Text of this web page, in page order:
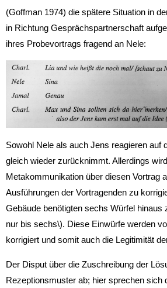
(Goffman 1974) die spätere Situation in
in Richtung Gesprächspartnerschaft
ihres Probevortrags fragend an Nele:
Sowohl Nele als auch Jens reagieren
gleich wieder zurücknimmt. Allerdings
Metakommunikation über diesen Vortrag
Ausführungen der Vortragenden zu
Gebäude benötigten sechs Würfel hinaus
nur bis sechs\). Diese Einwürfe werden
korrigiert und somit auch die Legitimität
Der Disput über die Zuschreibung der
Rezeptionsmuster ab; hier sprechen